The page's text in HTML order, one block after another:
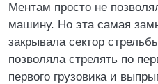
Ментам просто не
машину. Но эта самая
закрывала сектор
позволяла стрелять по
первого грузовика и